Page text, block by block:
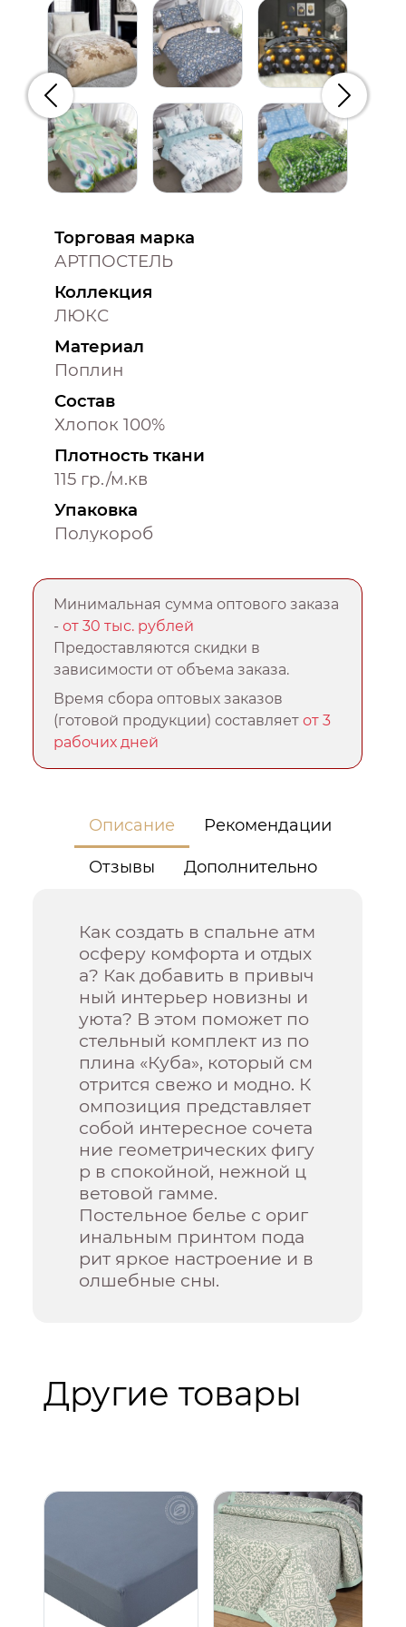
Предыдущий
Торговая марка
АРТПОСТЕЛЬ
Коллекция
ЛЮКС
Материал
Поплин
Состав
Хлопок 100%
Плотность ткани
115 гр./м.кв
Упаковка
Полукороб
Минимальная сумма оптового заказа
-от 30 тыс. рублей
Предоставляются скидки в
зависимости от объема заказа.
Время сбора оптовых заказов
(готовой продукции) составляетот 3
рабочих дней
Описание Рекомендации
Отзывы Дополнительно
Как создать в спальне атм
осферу комфорта и отдых
а? Как добавить в привыч
ный интерьер новизны и
уюта? В этом поможет по
стельный комплект из по
плина «Куба», который см
отрится свежо и модно. К
омпозиция представляет
собой интересное сочета
ние геометрических фигу
р в спокойной, нежной ц
ветовой гамме.
Постельное белье с ориг
инальным принтом пода
рит яркое настроение и в
олшебные сны.
Другие товары